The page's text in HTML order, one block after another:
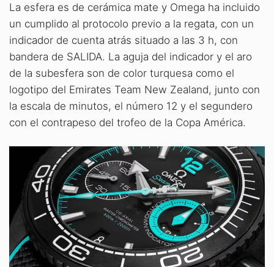
La esfera es de cerámica mate y Omega ha incluido
un cumplido al protocolo previo a la regata, con un
indicador de cuenta atrás situado a las 3 h, con
bandera de SALIDA. La aguja del indicador y el aro
de la subesfera son de color turquesa como el
logotipo del Emirates Team New Zealand, junto con
la escala de minutos, el número 12 y el segundero
con el contrapeso del trofeo de la Copa América.